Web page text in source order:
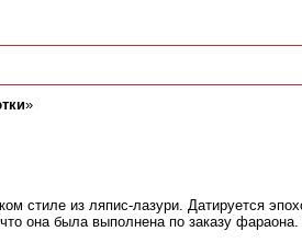
»
стиле из ляпис-лазури. Датируется
она была выполнена по заказу фараона.